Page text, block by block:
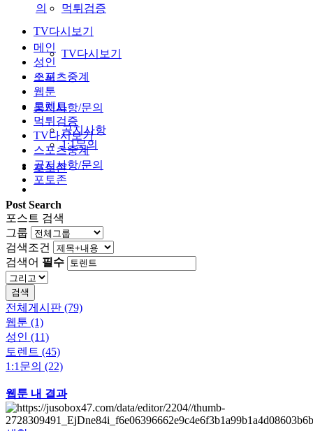
먹튀검증
TV다시보기
TV다시보기
스포츠중계
공지사항/문의
공지사항
1:1문의
포토존
의
메인
성인
오피
웹툰
토렌트
먹튀검증
TV다시보기
스포츠중계
공지사항/문의
포토존
Post Search
포스트 검색
그룹
검색조건
검색어 필수
검색
전체게시판 (79)
웹툰 (1)
성인 (11)
토렌트 (45)
1:1문의 (22)
웹툰 내 결과